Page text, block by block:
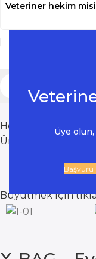
Üye
Başvuru
Veteriner hekim
Home Ürün
X-
Ürünlere dön
Büyütmek için